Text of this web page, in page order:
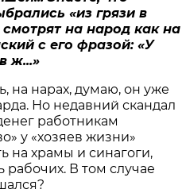
«из грязи в
на народ как на
с его фразой: «У
ж...»
на нарах, думаю, он уже
Но недавний скандал
работникам
у «хозяев жизни»
на храмы и синагоги,
В том случае